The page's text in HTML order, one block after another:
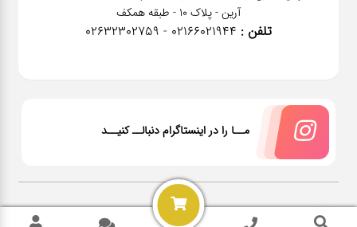
آرین - پلاک 10 - طبقه همکف
تلفن : 02166021944 - 02632302759
مــا را در اینستاگرام دنبالــ کنیــد